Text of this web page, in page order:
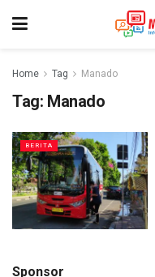
Home Tag Manado
Tag: Manado
BERITA
Sponsor